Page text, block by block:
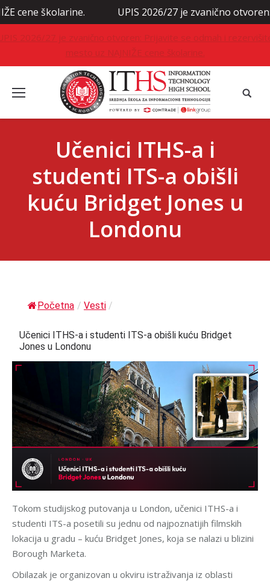
UPIS 2026/27 je zvanično otvoren:
2026/27 je zvanično otvoren: Prijavite se odmah i
mesto uz NAJNIŽE cene školarine.
Učenici ITHS-a i
studenti ITS-a obišli
kuću Bridget Jones u
Londonu
Početna / Vesti /
Učenici ITHS-a i studenti ITS-a obišli kuću Bridget
Jones u Londonu
Tokom studijskog putovanja u London, učenici ITHS-a i
studenti ITS-a posetili su jednu od najpoznatijih filmskih
lokacija u gradu – kuću Bridget Jones, koja se nalazi u blizini
Borough Marketa.
Obilazak je organizovan u okviru istraživanja iz oblasti